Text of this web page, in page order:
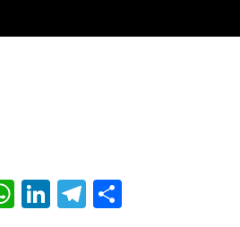
WhatsApp
LinkedIn
Telegram